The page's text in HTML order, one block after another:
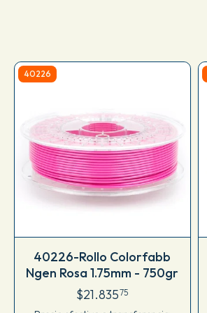
40226
40226-Rollo Colorfabb
Ngen Rosa 1.75mm - 750gr
$21.83575